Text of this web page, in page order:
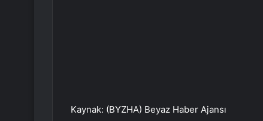
Kaynak: (BYZHA) Beyaz Haber Ajansı